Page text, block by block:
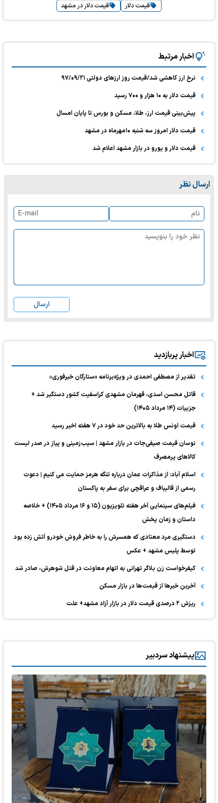
قیمت دلار قیمت دلار در مشهد
اخبار مرتبط
نرخ ارز کاهشی شد/قیمت روز ارزهای دولتی ۹۷/۰۹/۲۱
قیمت دلار به ۱۰ هزار و ۷۰۰ رسید
پیش‌بینی قیمت ارز، طلا، مسکن و بورس تا پایان امسال
قیمت دلار امروز سه شنبه ۱۰مهرماه در مشهد
قیمت دلار و یورو در بازار مشهد اعلام شد
ارسال نظر
ارسال
اخبار پربازدید
تقدیر از مصطفی احمدی در ویژه‌برنامه «ستارگان خبرفوری»
قاتل محسن اسدی، قهرمان مشهدی کراسفیت کشور دستگیر شد +
جزییات (۱۴ مرداد ۱۴۰۵)
قیمت اونس طلا به بالاترین حد خود در ۷ هفته اخیر رسید
نوسان قیمت صیفی‌جات در بازار مشهد | سیب‌زمینی و پیاز در صدر لیست
کالا‌های پرمصرف
اسلام آباد: از مذاکرات عمان درباره تنگه هرمز حمایت می کنیم | دعوت
رسمی از قالیباف و عراقچی برای سفر به پاکستان
فیلم‌های سینمایی آخر هفته تلویزیون (۱۵ و ۱۶ مرداد ۱۴۰۵) + خلاصه
داستان و زمان پخش
دستگیری مرد معتادی که همسرش را به خاطر فروش خودرو آتش زده بود
توسط پلیس مشهد + عکس
کیفرخواست زن بلاگر تهرانی به اتهام معاونت در قتل شوهرش، صادر شد
آخرین خبر‌ها از قیمت‌ها در بازار مسکن
ریزش ۲ درصدی قیمت دلار در بازار آزاد مشهد+ علت
پیشنهاد سردبیر